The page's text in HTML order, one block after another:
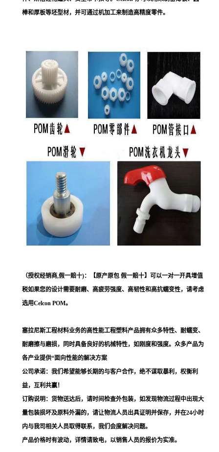
棒和厚板等坯型材，并可通过机加工来制造高精度零件。
（授权经销商,假一赔十)：【原产原包 假一赔十】可以一对一开具增值
税如果您的设计需要耐磨、高疲劳强度、高韧性和高抗蠕变性，请考虑
选用Celcon POM。
塞拉尼斯工程材料业务的高性能工程塑料产品拥有众多特性、耐蠕变、
耐磨擦与磨损，同时具备良好的机械特性，如刚度和强度。众多产品为
各产业提供“面向性能的解决方案
公司承诺：我们希望能够长期的与客户合作，绝不谋取暴利，权衡利
益，互利共赢！
订购说明：货物送达后，请时间检查外包装，如发现物流过程中出现大
量包装损坏及原料外漏的，请让物流人员出具证明并保存，并在24小时
内与我司相关人员取得联系，我们会度解决问题。
产品价格时有波动，详情请致电，以销售人员的报价为实准。